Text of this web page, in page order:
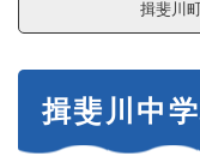
揖斐川
揖斐川中